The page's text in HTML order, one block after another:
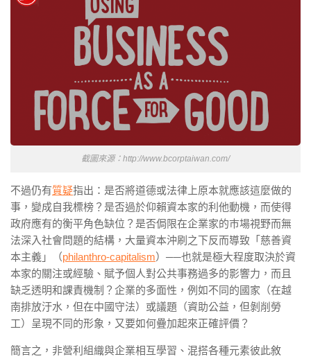
截圖來源：http://www.bcorptaiwan.com/
不過仍有質疑指出：是否將道德或法律上原本就應該這麼做的
事，變成自我標榜？是否過於仰賴資本家的利他動機，而使得
政府應有的衡平角色缺位？是否侷限在企業家的巿場視野而無
法深入社會問題的結構，大量資本沖刷之下反而導致「慈善資
本主義」（philanthro-capitalism）──也就是極大程度取決於資
本家的關注或經驗、賦予個人對公共事務過多的影響力，而且
缺乏透明和課責機制？企業的多面性，例如不同的國家（在越
南排放汙水，但在中國守法）或議題（資助公益，但剝削勞
工）呈現不同的形象，又要如何疊加起來正確評價？
簡言之，非營利組織與企業相互學習、混搭各種元素彼此敘